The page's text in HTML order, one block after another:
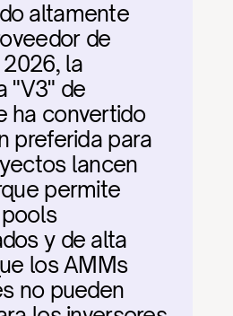
altamente
de
2026, la
"V3" de
ha convertido
preferida para
lancen
permite
y de alta
los AMMs
no pueden